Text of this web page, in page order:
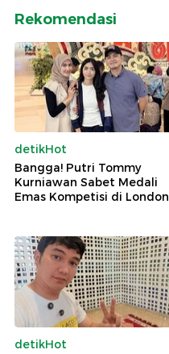
Rekomendasi
detikHot
Bangga! Putri Tommy
Kurniawan Sabet Medali
Emas Kompetisi di London
detikHot